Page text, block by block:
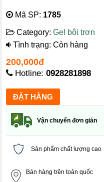
Mã SP: 1785
Category:Gel bôi trơn
Tình trạng: Còn hàng
200,000đ
Hotline:0928281898
Vận chuyển đơn giản
Sản phẩm chất lượng cao
Bán hàng trên toàn quốc